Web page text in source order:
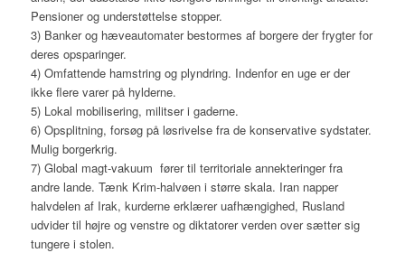
Pensioner og understøttelse stopper.
3) Banker og hæveautomater bestormes af borgere der frygter for
deres opsparinger.
4) Omfattende hamstring og plyndring. Indenfor en uge er der
ikke flere varer på hylderne.
5) Lokal mobilisering, militser i gaderne.
6) Opsplitning, forsøg på løsrivelse fra de konservative sydstater.
Mulig borgerkrig.
7) Global magt-vakuum fører til territoriale annekteringer fra
andre lande. Tænk Krim-halvøen i større skala. Iran napper
halvdelen af Irak, kurderne erklærer uafhængighed, Rusland
udvider til højre og venstre og diktatorer verden over sætter sig
tungere i stolen.